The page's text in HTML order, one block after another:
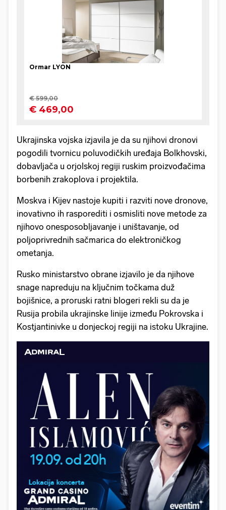
Ukrajinska vojska izjavila je da su njihovi dronovi
pogodili tvornicu poluvodičkih uređaja Bolkhovski,
dobavljača u orjolskoj regiji ruskim proizvođačima
borbenih zrakoplova i projektila.
Moskva i Kijev nastoje kupiti i razviti nove dronove,
inovativno ih rasporediti i osmisliti nove metode za
njihovo onesposobljavanje i uništavanje, od
poljoprivrednih sačmarica do elektroničkog
ometanja.
Rusko ministarstvo obrane izjavilo je da njihove
snage napreduju na ključnim točkama duž
bojišnice, a proruski ratni blogeri rekli su da je
Rusija probila ukrajinske linije između Pokrovska i
Kostjantinivke u donjeckoj regiji na istoku Ukrajine.